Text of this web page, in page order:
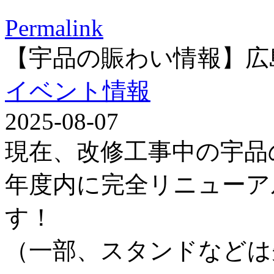
Permalink
【宇品の賑わい情報】
イベント情報
2025-08-07
現在、改修工事中の宇
年度内に完全リニュー
す！
（一部、スタンドなど